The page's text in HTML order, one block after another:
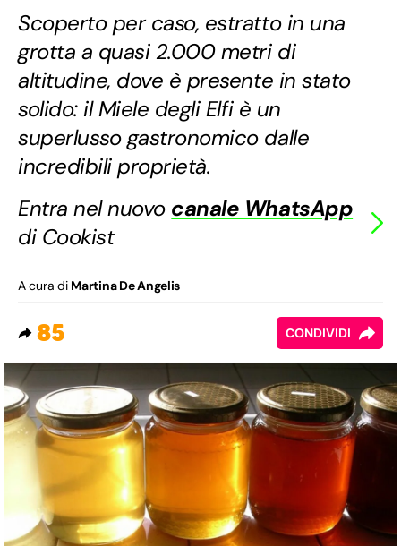
Scoperto per caso, estratto in una
grotta a quasi 2.000 metri di
altitudine, dove è presente in stato
solido: il Miele degli Elfi è un
superlusso gastronomico dalle
incredibili proprietà.
Entra nel nuovo canale WhatsApp
di Cookist
A cura di Martina De Angelis
85 CONDIVIDI